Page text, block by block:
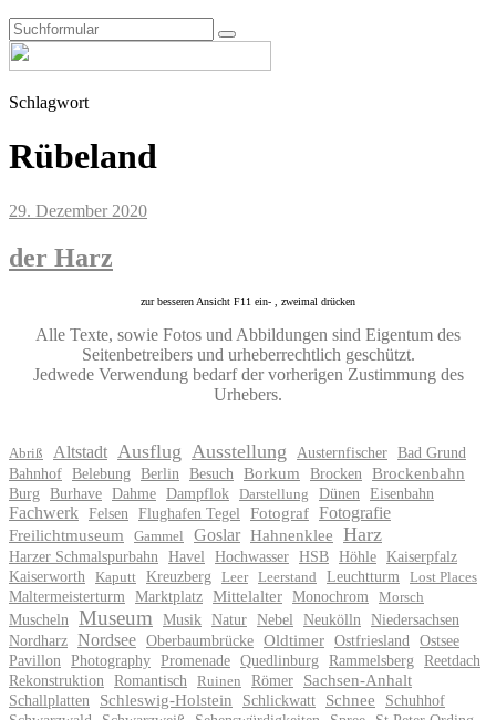
Search
Schlagwort
Rübeland
29. Dezember 2020
der Harz
zur besseren Ansicht F11 ein- , zweimal drücken
Alle Texte, sowie Fotos und Abbildungen sind Eigentum des
Seitenbetreibers und urheberrechtlich geschützt.
Jedwede Verwendung bedarf der vorherigen Zustimmung des
Urhebers.
Abriß Altstadt Ausflug Ausstellung Austernfischer Bad Grund
Bahnhof Belebung Berlin Besuch Borkum Brocken
Brockenbahn
Burg
Burhave Dahme Dampflok Darstellung Dünen Eisenbahn
Fachwerk Felsen Flughafen Tegel Fotograf Fotografie
Freilichtmuseum Gammel Goslar Hahnenklee Harz
Harzer Schmalspurbahn Havel Hochwasser HSB Höhle Kaiserpfalz
Kaiserworth
Kaputt Kreuzberg Leer Leerstand Leuchtturm Lost Places
Maltermeisterturm Marktplatz Mittelalter Monochrom Morsch
Muscheln Museum Musik Natur Nebel Neukölln
Niedersachsen
Nordharz Nordsee Oberbaumbrücke Oldtimer Ostfriesland
Ostsee
Pavillon
Photography Promenade Quedlinburg Rammelsberg
Reetdach
Rekonstruktion
Romantisch Ruinen Römer
Sachsen-Anhalt
Schallplatten
Schleswig-Holstein Schlickwatt Schnee
Schuhhof